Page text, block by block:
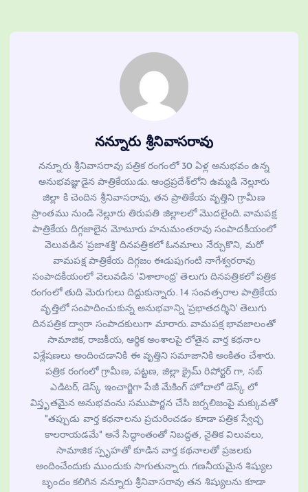
నన్నూరు శ్రీనివాసరావు
నన్నూరు శ్రీనివాసరావు పత్రిక రంగంలో 30 ఏళ్ల అనుభవం ఉన్న
అనుభవజ్ఞుడైన పాత్రికేయుడు. ఆంధ్రప్రదేశ్‌లోని ఉమ్మడి నెల్లూరు
జిల్లా కి చెందిన శ్రీనివాసరావు, తన ప్రాతికేయ వృత్తిని గ్రామీణ
ప్రాంతము నుండి నెల్లూరు తిరుపతి జిల్లాలలో మొదలైంది. వామపక్ష
పాత్రికేయ దిగ్గజాలైన మోటూరు హనుమంతరావు సంపాదకీయంలో
వెలువడిన 'ప్రజాశక్తి' దినపత్రికలో ఓనమాలు నేర్చుకొని, మరో
వామపక్ష పాత్రికేయ దిగ్గజం ఈడుపుగంటి నాగేశ్వరరావు
సంపాదకీయంలో వెలువడిన 'విశాలాంధ్ర' తెలుగు దినపత్రికలో పత్రిక
రంగంలో తుది మెరుగులు దిద్దుకున్నారు. 14 సంవత్సరాల పాత్రికేయ
వృత్తిలో సంపాదించుకున్న అనుభవాన్ని 'ప్రభాతదర్శిని' తెలుగు
దినపత్రిక ద్వారా సంపాదకులుగా మారారు. వామపక్ష భావజాలంతో
సామాజిక, రాజకీయ, ఆర్థిక అంశాలపై లోతైన వార్త కథనాల
విశ్లేషణలు అందించడానికి ఈ వృత్తిని సమాజానికి అంకితం చేశారు.
పత్రిక రంగంలో గ్రామీణ, పట్టణ, జిల్లా క్రైమ్ రిపోర్టర్ గా, సబ్
ఎడిటర్, డెస్క్ ఇంచార్జిగా పేజీ మేకింగ్ హోదాలో డెస్క్ లో
విస్తృతమైన అనుభవంను సముపార్జన చేసి జర్నలిజంపై మక్కువతో
"తప్పుడు వార్త కథనాలను ప్రచురించడం కూడా పత్రిక స్వేచ్ఛ
కాలరాయడమే" అనే సిద్ధాంతంతో నిబద్ధత, నైతిక విలువలు,
సామాజిక స్పృహతో కూడిన వార్త కథనాలతో ప్రజలకు
అందించేందుకు ముందుకు సాగుతున్నారు. గణనీయమైన శిష్యుల
బృందం కలిగిన నన్నూరు శ్రీనివాసరావు తన శిష్యులను కూడా